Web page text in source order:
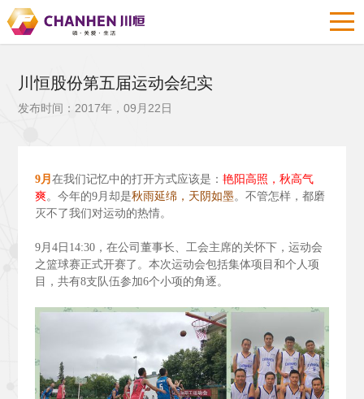
川恒股份第五届运动会纪实
发布时间：2017年，09月22日
9月 在我们记忆中的打开方式应该是： 艳阳高照，秋高气
爽。今年的9月却是秋雨延绵，天阴如墨。不管怎样，都磨
灭不了我们对运动的热情。
9月4日14:30，在公司董事长、工会主席的关怀下，运动会
之篮球赛正式开赛了。本次运动会包括集体项目和个人项
目，共有8支队伍参加6个小项的角逐。